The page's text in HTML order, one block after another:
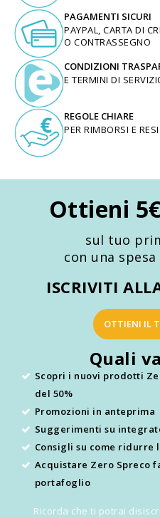
PAGAMENTI SICURI
PAYPAL, CARTA DI
O CONTRASSEGNO
CONDIZIONI
E TERMINI DI
REGOLE CHIARE
PER RIMBORSI E RESI
Ottieni
sul tuo
con una
ISCRIVITI
OTTIENI IL
Quali
Scopri i nuovi prodotti
del 50%
Promozioni in anteprima
Suggerimenti su
Consigli su come ridurre
Acquistare Zero Spreco
portafoglio
Ricorda che ti potrai